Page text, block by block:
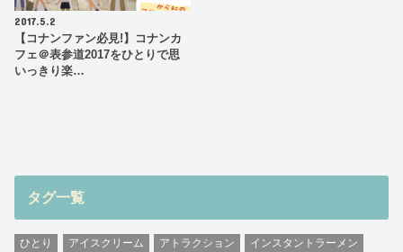
2017.5.2
【コナンファン必見!】コナンカ
フェ＠表参道2017をひとりで思
いっきり楽…
タグ一覧
ひとり アイスクリーム アトラクション インスタントラーメン